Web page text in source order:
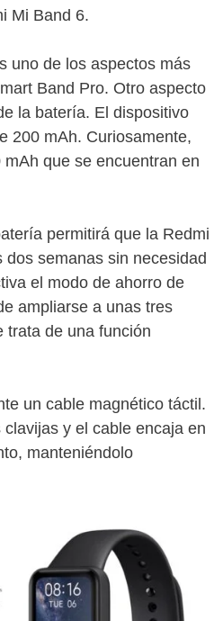
Mi Band 6.
uno de los aspectos más
Band Pro. Otro aspecto
la batería. El dispositivo
200 mAh. Curiosamente,
que se encuentran en
permitirá que la Redmi
semanas sin necesidad
el modo de ahorro de
ampliarse a unas tres
trata de una función
un cable magnético táctil.
y el cable encaja en
manteniéndolo